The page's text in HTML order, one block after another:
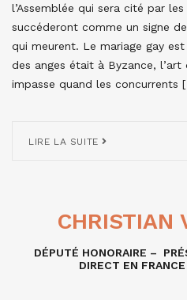
l’Assemblée qui sera cité par
succéderont comme un signe
qui meurent. Le mariage gay
des anges était à Byzance,
impasse quand les concurrents
LIRE LA SUITE
CHRISTIAN
DÉPUTÉ HONORAIRE –
DIRECT EN